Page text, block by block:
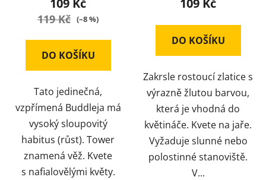
119 Kč (–8 %)
DO KOŠÍKU
Tato jedinečná,
vzpřímená Buddleja má
vysoký sloupovitý
habitus (růst). Tower
znamená věž. Kvete
s nafialovělými květy.
DO KOŠÍKU
Zakrsle rostoucí zlatice s
výrazně žlutou barvou,
která je vhodná do
květináče. Kvete na jaře.
Vyžaduje slunné nebo
polostinné stanoviště.
V...